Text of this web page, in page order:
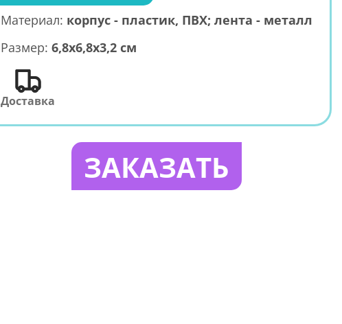
Материал: корпус - пластик, ПВХ; лента - металл
Размер: 6,8x6,8x3,2 см
Доставка
ЗАКАЗАТЬ